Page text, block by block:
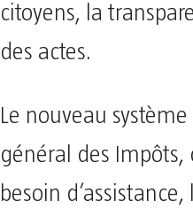
citoyens, la
des actes.
Le nouveau
général des Impôts,
besoin